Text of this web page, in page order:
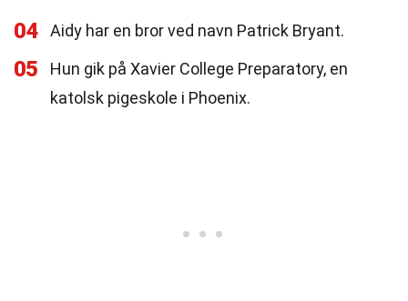
04 Aidy har en bror ved navn Patrick Bryant.
05
Hun gik på Xavier College Preparatory, en
katolsk pigeskole i Phoenix.